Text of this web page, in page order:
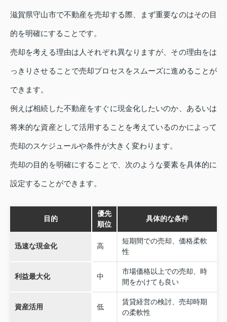
滋賀県守山市で不動産を売却する際、まず重要なのはその目
的を明確にすることです。
売却を考える理由は人それぞれ異なりますが、その理由をは
っきりさせることで売却プロセスをスムーズに進めることが
できます。
例えば相続した不動産をすぐに現金化したいのか、あるいは
将来的な資産として活用することを考えているのかによって
売却のスケジュールや条件が大きく変わります。
売却の目的を明確にすることで、次のような要素を具体的に
設定することができます。
目的
優先
順位
具体的な条件
迅速な現金化 高
短期間での売却、価格柔軟
性
利益最大化 中
市場価格以上での売却、時
間をかけても良い
資産活用 低
賃貸経営の検討、売却時期
の柔軟性